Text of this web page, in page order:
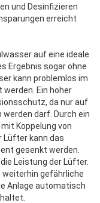
und Desinfizieren
erreicht
auf eine ideale
Ergebnis sogar ohne
kann problemlos im
Ein hoher
da nur auf
darf. Durch ein
Koppelung von
Lüfter kann das
gesenkt werden.
Leistung der Lüfter.
gefährliche
Anlage automatisch